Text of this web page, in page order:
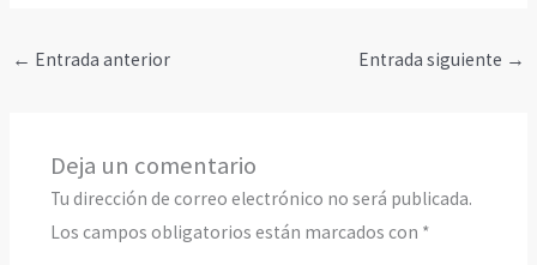
← Entrada anterior Entrada siguiente →
Deja un comentario
Tu dirección de correo electrónico no será publicada.
Los campos obligatorios están marcados con *